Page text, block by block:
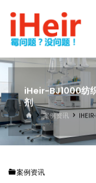
容。
|
iHeir-BJ1000纺
剂
首
页
案例资讯
案例资讯